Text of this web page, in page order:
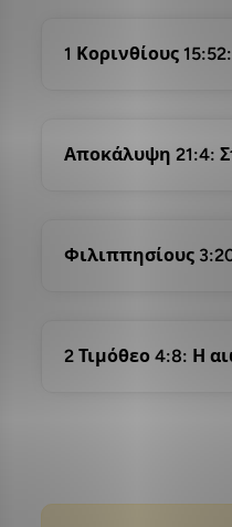
1 Κορινθίους
Αποκάλυψη 21:4:
Φιλιππησίους
2 Τιμόθεο 4:8: Η